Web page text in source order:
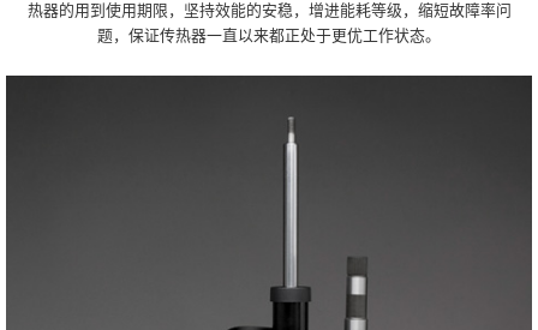
热器的用到使用期限，坚持效能的安稳，增进能耗等级，缩短故障率问
题，保证传热器一直以来都正处于更优工作状态。